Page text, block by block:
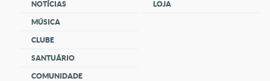
NOTÍCIAS
MÚSICA
CLUBE
SANTUÁRIO
COMUNIDADE
LOJA